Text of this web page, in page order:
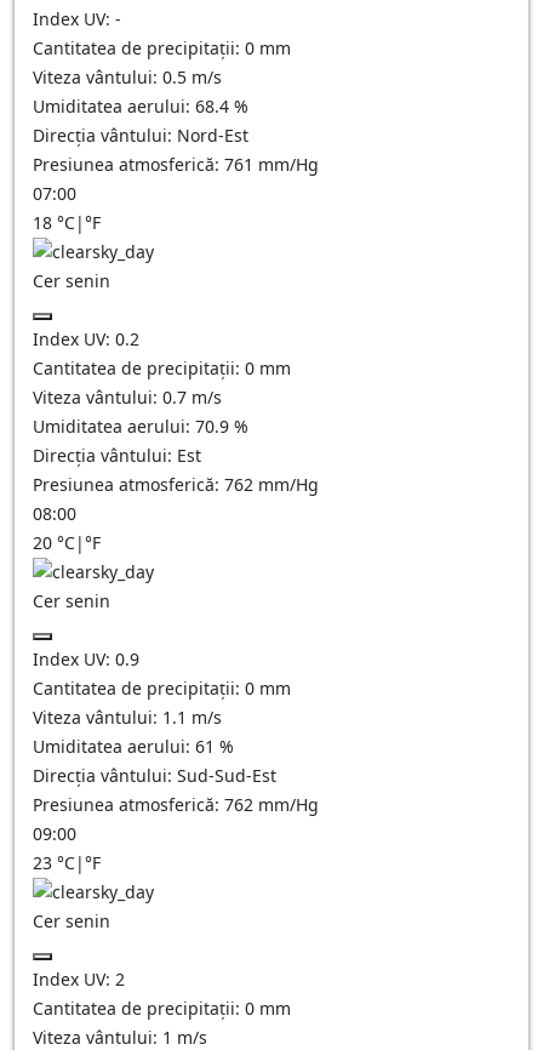
Index UV: -
Cantitatea de precipitații: 0 mm
Viteza vântului: 0.5 m/s
Umiditatea aerului: 68.4 %
Direcția vântului: Nord-Est
Presiunea atmosferică: 761 mm/Hg
07:00
18 °C|°F
Cer senin
Index UV: 0.2
Cantitatea de precipitații: 0 mm
Viteza vântului: 0.7 m/s
Umiditatea aerului: 70.9 %
Direcția vântului: Est
Presiunea atmosferică: 762 mm/Hg
08:00
20 °C|°F
Cer senin
Index UV: 0.9
Cantitatea de precipitații: 0 mm
Viteza vântului: 1.1 m/s
Umiditatea aerului: 61 %
Direcția vântului: Sud-Sud-Est
Presiunea atmosferică: 762 mm/Hg
09:00
23 °C|°F
Cer senin
Index UV: 2
Cantitatea de precipitații: 0 mm
Viteza vântului: 1 m/s